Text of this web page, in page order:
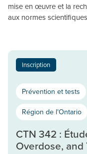
mise en œuvre et la
aux normes
Inscription
Prévention et tests
Région de l'Ontario
CTN 342 :
Overdose, and